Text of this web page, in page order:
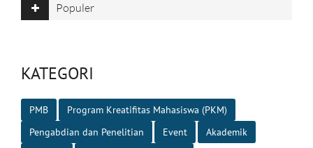
Populer
KATEGORI
PMB
Program Kreatifitas Mahasiswa (PKM)
Pengabdian dan Penelitian
Event
Akademik